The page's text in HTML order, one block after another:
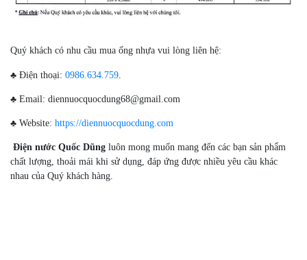
Quý khách có nhu cầu mua ống nhựa vui lòng liên hệ:
♣ Điện thoại: 0986.634.759.
♣ Email: diennuocquocdung68@gmail.com
♣ Website: https://diennuocquocdung.com
Điện nước Quốc Dũng luôn mong muốn mang đến các bạn sản phẩm
chất lượng, thoải mái khi sử dụng, đáp ứng được nhiều yêu cầu khác
nhau của Quý khách hàng.